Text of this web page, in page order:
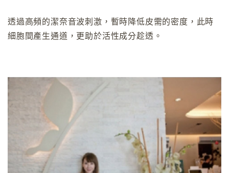
透過高頻的潔奈音波刺激，暫時降低皮需的密度，此時
細胞間產生通道，更助於活性成分趁透。